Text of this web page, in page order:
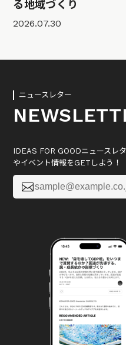
る地域づくり
2026.07.30
ニュースレター
IDEAS FOR GOODニュースレ
やイベント情報をGETしよう！
